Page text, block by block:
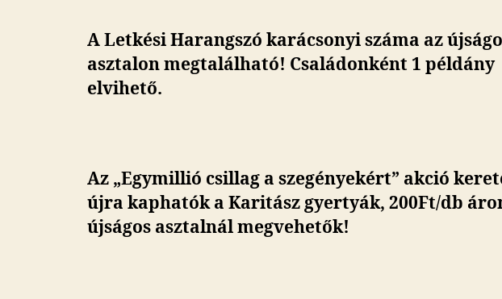
A Letkési Harangszó karácsonyi száma az
asztalon megtalálható! Családonként 1 példány
elvihető.
Az „Egymillió csillag a szegényekért” akció
újra kaphatók a Karitász gyertyák, 200Ft/db
újságos asztalnál megvehetők!